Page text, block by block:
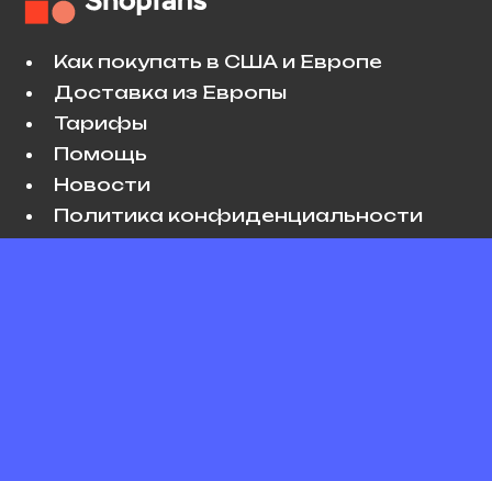
Как покупать в США и Европе
Доставка из Европы
Тарифы
Помощь
Новости
Политика конфиденциальности